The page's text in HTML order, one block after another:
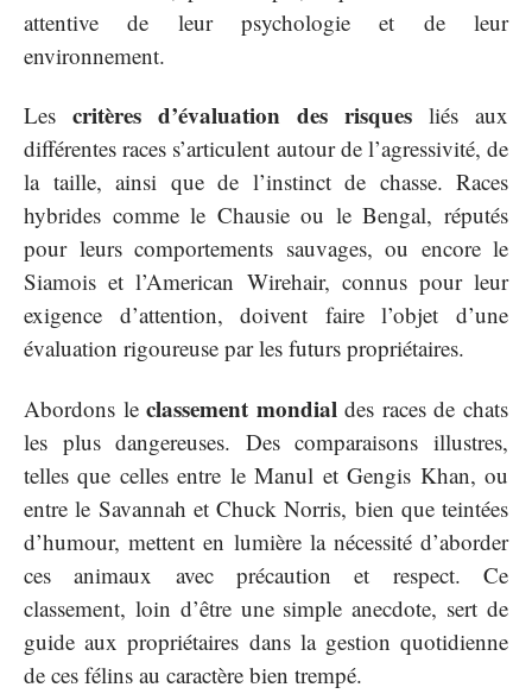
attentive de leur psychologie et de leur
environnement.
Les critères d’évaluation des risques liés aux
différentes races s’articulent autour de l’agressivité, de
la taille, ainsi que de l’instinct de chasse. Races
hybrides comme le Chausie ou le Bengal, réputés
pour leurs comportements sauvages, ou encore le
Siamois et l’American Wirehair, connus pour leur
exigence d’attention, doivent faire l’objet d’une
évaluation rigoureuse par les futurs propriétaires.
Abordons leclassement mondial des races de chats
les plus dangereuses. Des comparaisons illustres,
telles que celles entre le Manul et Gengis Khan, ou
entre le Savannah et Chuck Norris, bien que teintées
d’humour, mettent en lumière la nécessité d’aborder
ces animaux avec précaution et respect. Ce
classement, loin d’être une simple anecdote, sert de
guide aux propriétaires dans la gestion quotidienne
de ces félins au caractère bien trempé.